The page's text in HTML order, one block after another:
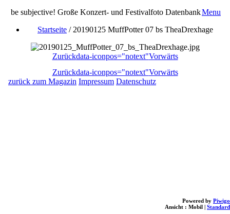
be subjective! Große Konzert- und Festivalfoto DatenbankMenu
Startseite / 20190125 MuffPotter 07 bs TheaDrexhage
Zurückdata-iconpos="notext"Vorwärts
Zurückdata-iconpos="notext"Vorwärts
Powered by Piwigo
Ansicht : Mobil | Standard
zurück zum Magazin Impressum Datenschutz